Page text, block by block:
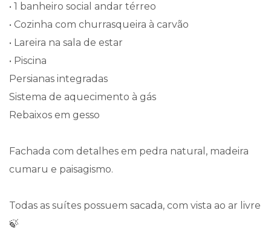
• ⁠1 banheiro social andar térreo
• Cozinha com churrasqueira à carvão
• ⁠Lareira na sala de estar
• ⁠Piscina
Persianas integradas
Sistema de aquecimento à gás
Rebaixos em gesso
Fachada com detalhes em pedra natural, madeira
cumaru e paisagismo.
Todas as suítes possuem sacada, com vista ao ar livre
🍃